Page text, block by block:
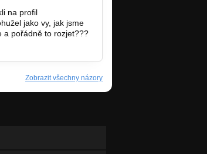
na profil
jako vy, jak jsme
a pořádně to rozjet???
Zobrazit všechny názory